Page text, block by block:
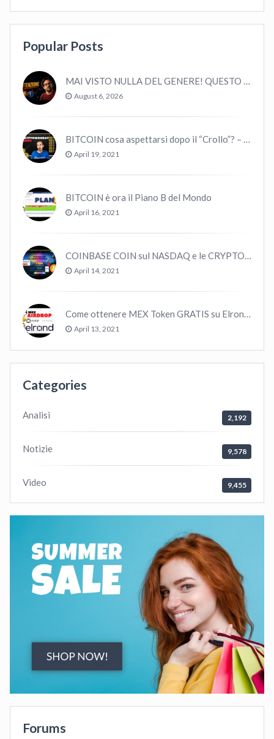
Popular Posts
MAI VISTO NULLA DEL GENERE! QUESTO E’ MANCATO ALL’ULTIMO BULL MARKET! VOLATILITA’ E MACRO!
August 6, 2026
BITCOIN cosa aspettarsi dopo il “Crollo”? – CryptoMonday NEWS w16/’21
April 19, 2021
BITCOIN è ora il Piano B del Mondo
April 16, 2021
COINBASE COIN sul NASDAQ e le CRYPTO volano!
April 14, 2021
Come ottenere MEX Token GRATIS su Elrond ?
April 13, 2021
Categories
Analisi 2,192
Notizie 9,578
Video 9,455
Forums